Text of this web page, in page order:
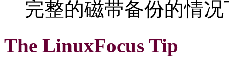
完整的磁带备份的情
The LinuxFocus Tip